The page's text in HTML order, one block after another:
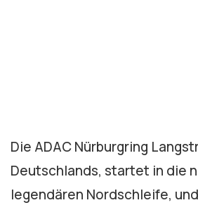
Die ADAC Nürburgring
Deutschlands, startet in die
legendären Nordschleife,